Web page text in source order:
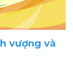
vượng và